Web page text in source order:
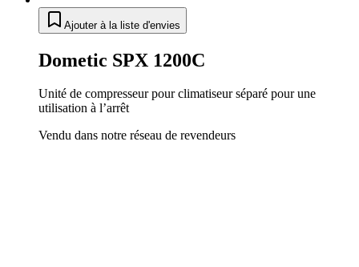
Ajouter à la liste d'envies
Dometic SPX 1200C
Unité de compresseur pour climatiseur séparé pour une
utilisation à l’arrêt
Vendu dans notre réseau de revendeurs